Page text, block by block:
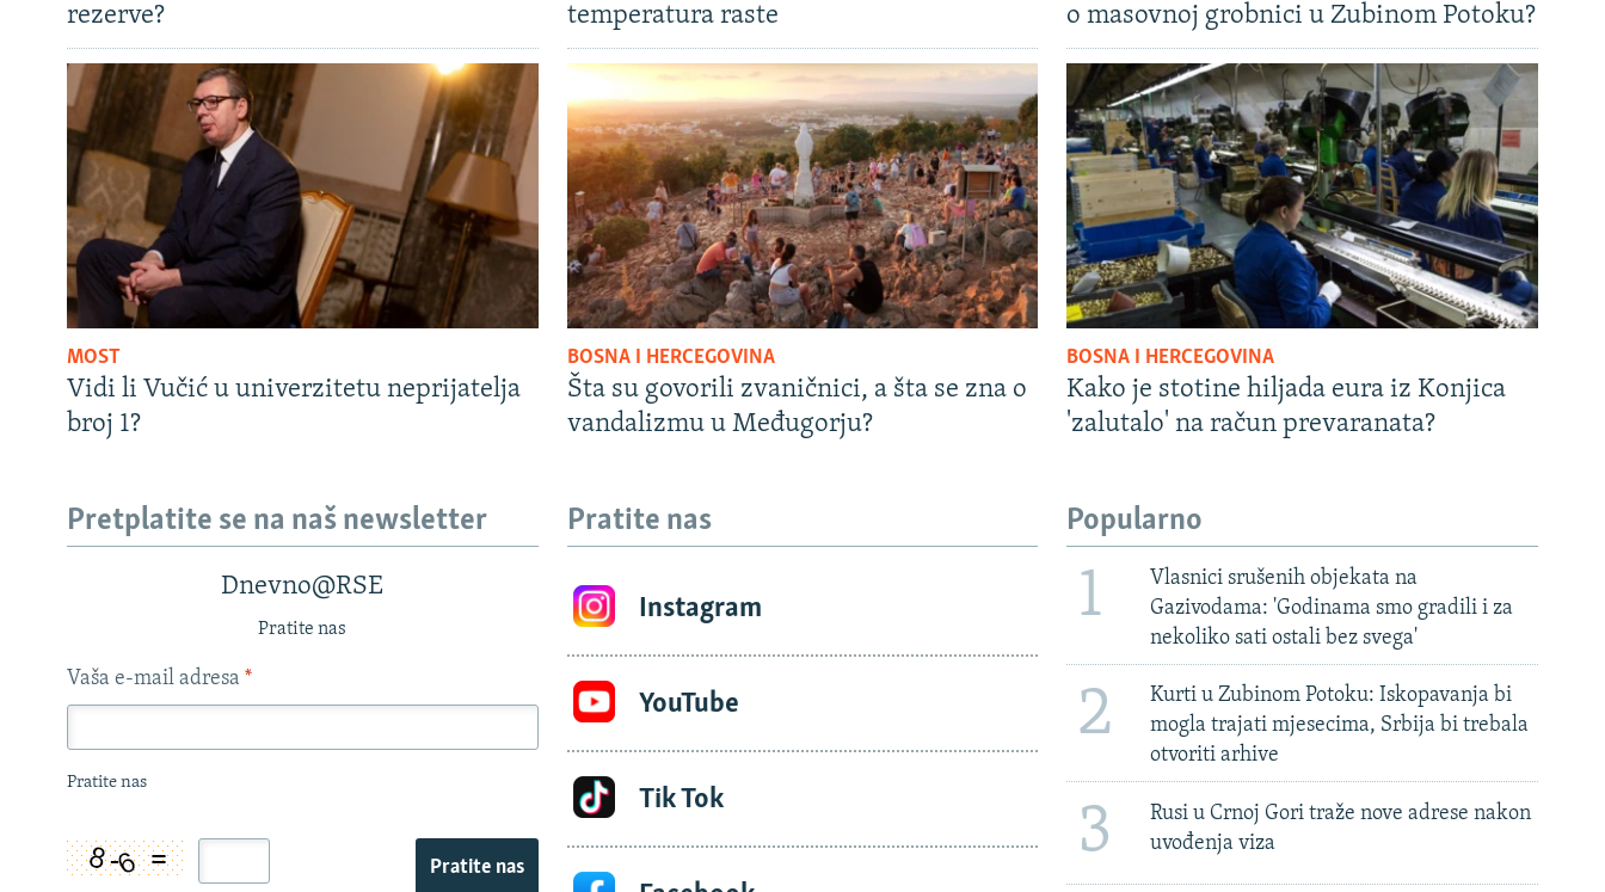
rezerve?
temperatura raste
o masovnoj grobnici u Zubinom Potoku?
MOST
Vidi li Vučić u univerzitetu neprijatelja
broj 1?
BOSNA I HERCEGOVINA
Šta su govorili zvaničnici, a šta se zna o
vandalizmu u Međugorju?
BOSNA I HERCEGOVINA
Kako je stotine hiljada eura iz Konjica
'zalutalo' na račun prevaranata?
Pretplatite se na naš newsletter
Dnevno@RSE
Pratite nas
Vaša e-mail adresa *
Pratite nas
Pratite nas
Pratite nas
Instagram
YouTube
Tik Tok
Popularno
1
Vlasnici srušenih objekata na
Gazivodama: 'Godinama smo gradili i za
nekoliko sati ostali bez svega'
2
Kurti u Zubinom Potoku: Iskopavanja bi
mogla trajati mjesecima, Srbija bi trebala
otvoriti arhive
3
Rusi u Crnoj Gori traže nove adrese nakon
uvođenja viza